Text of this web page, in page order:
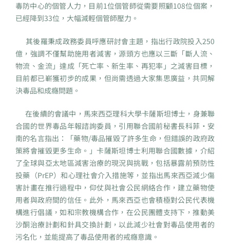
毒防中心的個管人力，目前1位個管師從需要照顧108位個案，
已經降到33位，大幅減輕個管師壓力。
其後羅秉成政務委員呼應研討會主題，指出行政院投入250
億，強調不僅幫助施用者減害，源頭方也應以三斷「斷人流、
物流、金流」達成「死亡率、新生率、再犯率」之減害目標，
目前都已嶄獲初步的成果，但尚需透過大家集思廣益，共同解
決毒品和成癮問題。
在後續的會議中，馬來西亞理科大學卡薩斯坦博士，身兼聯
合國的世界毒品年報諮詢委員，引用聯合國前秘書長科菲·安
南的名言指出：「藥物/毒品摧毀了許多生命，但錯誤的政府政
策將會摧毀更多生命。」卡薩斯坦博士利用聯合國數據，介紹
了全球與亞太地區減害治療的現況與挑戰，包括暴露前預防性
投藥（PrEP）和心理社會介入措施等，並指出馬來西亞減少傷
害計畫在推行過程中，仰仗與社會公民網絡合作，建立藥物使
用者與政府間的信任。此外，馬來西亞也會積極對公民代表機
構進行倡議，如和宗教機構合作，在公民團體支持下，推動美
沙酮治療計劃和針具交換計劃，以此減少社會對毒品使用者的
污名化，並能提高了毒品使用者的戒癮意識。